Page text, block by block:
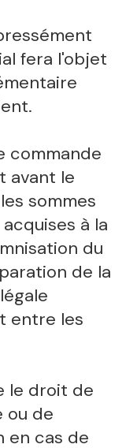
fera l'objet
commande
avant le
sommes
à la
du
de la
entre les
le droit de
ou de
en cas de